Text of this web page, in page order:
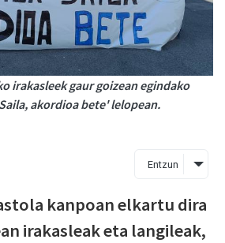
irakasleek gaur goizean egindako
akordioa bete' lelopean.
Entzun
kanpoan elkartu dira
irakasleak eta langileak,